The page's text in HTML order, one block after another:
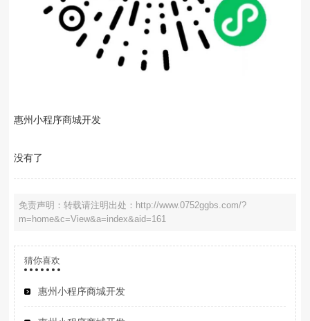
惠州小程序商城开发
没有了
免责声明：转载请注明出处：http://www.0752ggbs.com/?
m=home&c=View&a=index&aid=161
猜你喜欢
惠州小程序商城开发